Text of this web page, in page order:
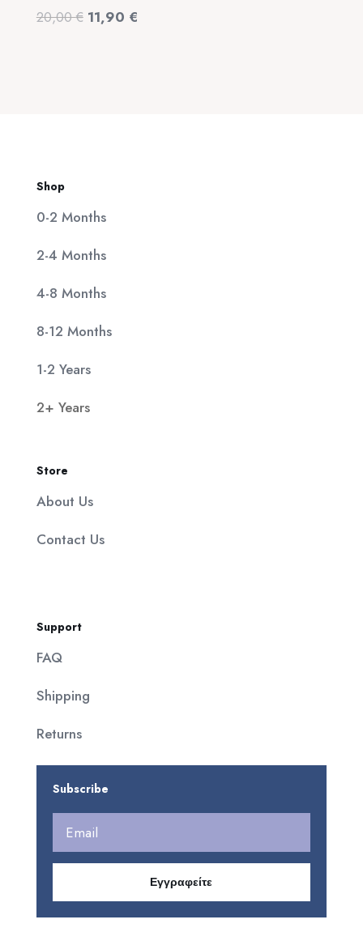
20,00€ Original
11,90 €
Shop
0-2 Months
2-4 Months
4-8 Months
8-12 Months
1-2 Years
2+ Years
Store
About Us
Contact Us
Support
FAQ
Shipping
Returns
Subscribe
Εγγραφείτε